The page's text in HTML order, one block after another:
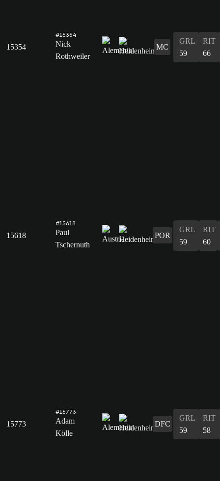
15354
#15354
Nick
Rothweiler
MC
GRL
59
RIT
66
15618
#15618
Paul
Tschernuth
POR
GRL
59
RIT
60
15773
#15773
Adam
Kölle
DFC
GRL
59
RIT
58